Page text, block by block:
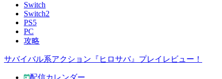
Switch
Switch2
PS5
PC
攻略
サバイバル系アクション『ヒロサバ』プレイレビュー！
配信カレンダー